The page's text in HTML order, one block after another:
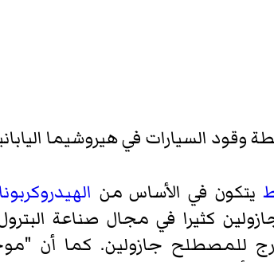
وقود السيارات في هيروشيما
يتكون في الأساس من
كثيرا في مجال صناعة
للمصطلح جازولين. كما أن